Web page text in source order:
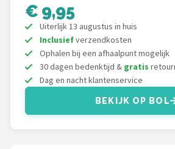
Bosch
WORX
Einhell
Synx Tools
€ 9,95
Uiterlijk 13 augustus in huis
Inclusiefverzendkosten
Ophalen bij een afhaalpunt mogelijk
30 dagen bedenktijd & gratis
Dag en nacht klantenservice
BEKIJK OP BOL